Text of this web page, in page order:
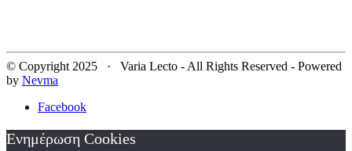
© Copyright 2025 · Varia Lecto - All Rights Reserved - Powered
by Nevma
Facebook
Ενημέρωση Cookies